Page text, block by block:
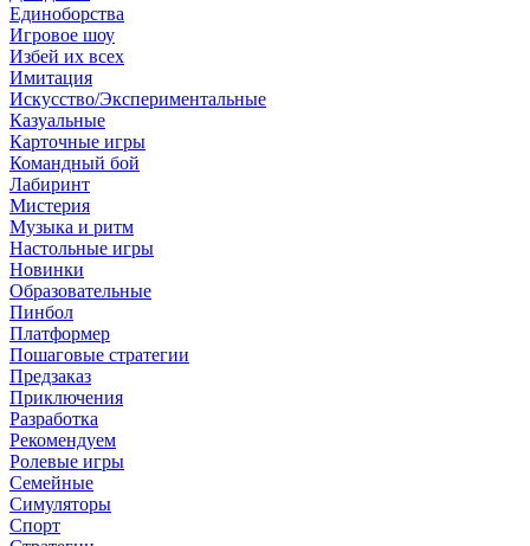
Единоборства
Игровое шоу
Избей их всех
Имитация
Искусство/Экспериментальные
Казуальные
Карточные игры
Командный бой
Лабиринт
Мистерия
Музыка и ритм
Настольные игры
Новинки
Образовательные
Пинбол
Платформер
Пошаговые стратегии
Предзаказ
Приключения
Разработка
Рекомендуем
Ролевые игры
Семейные
Симуляторы
Спорт